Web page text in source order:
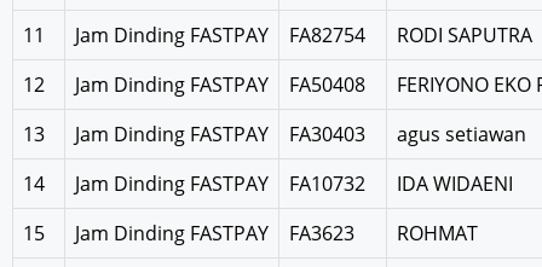
11
Jam Dinding FASTPAY FA82754
RODI SAPUTRA
12
Jam Dinding FASTPAY FA50408
FERIYONO EKO
13
Jam Dinding FASTPAY FA30403
agus setiawan
14
Jam Dinding FASTPAY FA10732
IDA WIDAENI
15
Jam Dinding FASTPAY FA3623
ROHMAT